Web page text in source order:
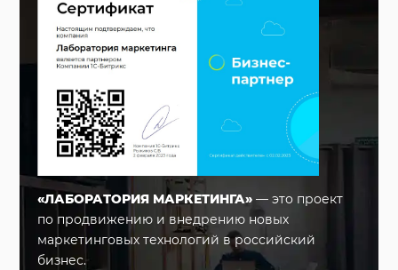
«ЛАБОРАТОРИЯ МАРКЕТИНГА» — это проект
по продвижению и внедрению новых
маркетинговых технологий в российский
бизнес.